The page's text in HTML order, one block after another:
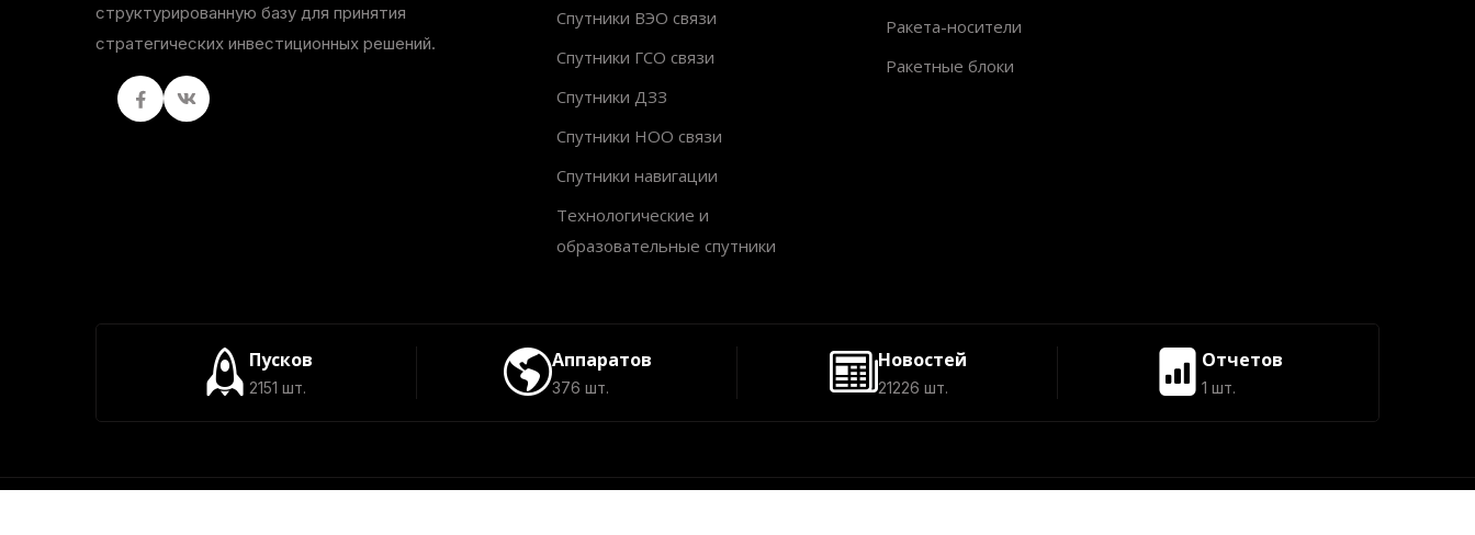
структурированную базу для принятия
стратегических инвестиционных решений.
FacebookвКонтакте
Спутники ВЭО связи
Спутники ГСО связи
Спутники ДЗЗ
Спутники НОО связи
Спутники навигации
Технологические и
образовательные спутники
Ракета-носители
Ракетные блоки
Пусков
2151 шт.
Аппаратов
376 шт.
Новостей
21226 шт.
Отчетов
1 шт.